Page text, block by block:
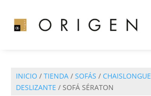
INICIO /TIENDA /SOFÁS / CHAISLONGUE
DESLIZANTE / SOFÁ SÉRATON